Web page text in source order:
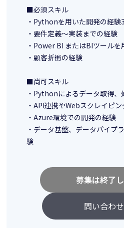
■必須スキル
・Pythonを用いた開発の経験
・要件定義～実装までの経験
・Power BI またはBIツール
・顧客折衝の経験
■尚可スキル
・Pythonによるデータ取得
・API連携やWebスクレイピ
・Azure環境での開発の経験
・データ基盤、データパイプ
験
問い合わ
募集は終了